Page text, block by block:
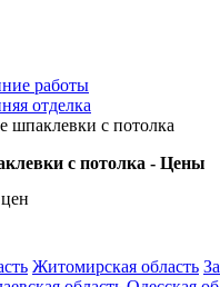
работы
отделка
шпаклевки с потолка
с потолка - Цены
Житомирская область